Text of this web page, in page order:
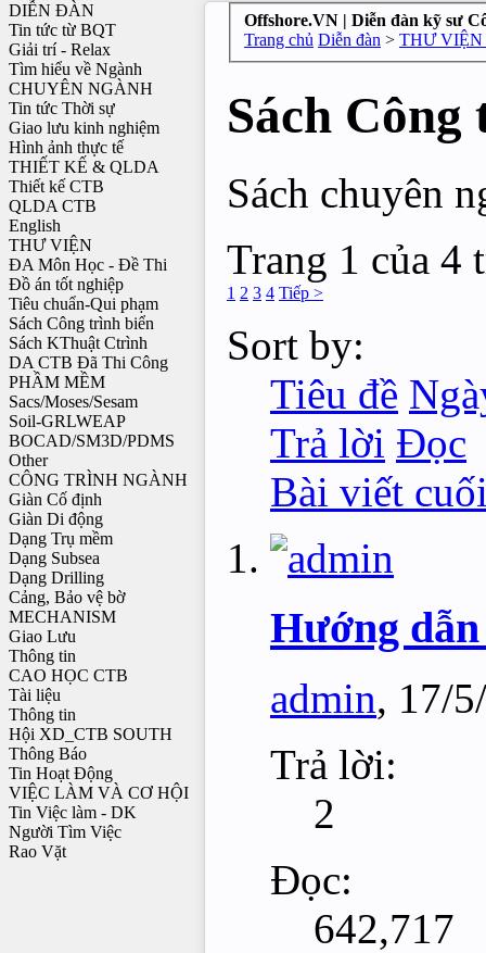
DIỄN ĐÀN
Tin tức từ BQT
Giải trí - Relax
Tìm hiểu về Ngành
CHUYÊN NGÀNH
Tin tức Thời sự
Giao lưu kinh nghiệm
Hình ảnh thực tế
THIẾT KẾ & QLDA
Thiết kế CTB
QLDA CTB
English
THƯ VIỆN
ĐA Môn Học - Đề Thi
Đồ án tốt nghiệp
Tiêu chuẩn-Qui phạm
Sách Công trình biển
Sách KThuật Ctrình
DA CTB Đã Thi Công
PHẦM MỀM
Sacs/Moses/Sesam
Soil-GRLWEAP
BOCAD/SM3D/PDMS
Other
CÔNG TRÌNH NGÀNH
Giàn Cố định
Giàn Di động
Dạng Trụ mềm
Dạng Subsea
Dạng Drilling
Cảng, Bảo vệ bờ
MECHANISM
Giao Lưu
Thông tin
CAO HỌC CTB
Tài liệu
Thông tin
Hội XD_CTB SOUTH
Thông Báo
Tin Hoạt Động
VIỆC LÀM VÀ CƠ HỘI
Tin Việc làm - DK
Người Tìm Việc
Rao Vặt
Offshore.VN | Diễn đàn kỹ sư
Trang chủ Diễn đàn > THƯ
Sách
Sách chuyên
Trang 1 của 4
1 2 3 4 Tiếp >
Sort by:
Tiêu đề
Trả lời Đọc
Bài viết
Hướng
admin, 17/
Trả lời:
2
Đọc:
642,717